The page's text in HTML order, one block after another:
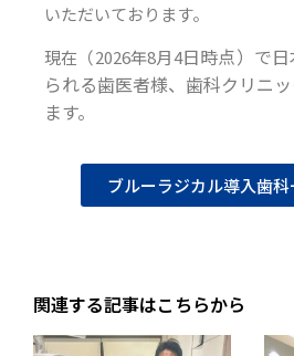
いただいております。
現在（2026年8月4日時点）で
られる歯医者様、歯科クリニ
ます。
ブルーラジカル導入歯
関連する記事はこちらから